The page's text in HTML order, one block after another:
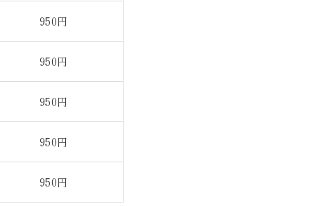
950円
950円
950円
950円
950円